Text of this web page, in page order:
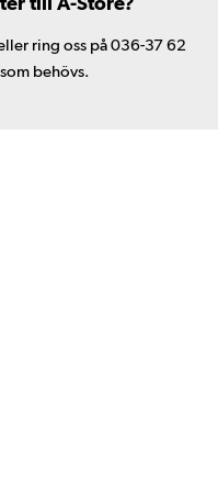
till A-Store?
ring oss på 036-37 62
behövs.